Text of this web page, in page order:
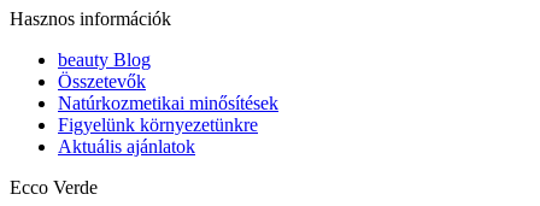
Hasznos információk
beauty Blog
Összetevők
Natúrkozmetikai minősítések
Figyelünk környezetünkre
Aktuális ajánlatok
Ecco Verde